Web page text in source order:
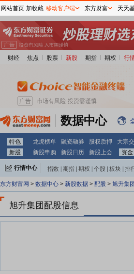
财经 焦点 股票 新股 期指 期权 行
数据中心
特色 龙虎榜单 融资融券 股权质押 大宗
新股
新股申购 新股日历 新股上会 资金
行情中心 指数 期指 期权 个股 板块 排
东方财富网 > 数据中心 > 新股数据 > 配股 > 旭升集团
旭升集团配股信息
网站首页 加收藏 移动客户端 东方财富 天天